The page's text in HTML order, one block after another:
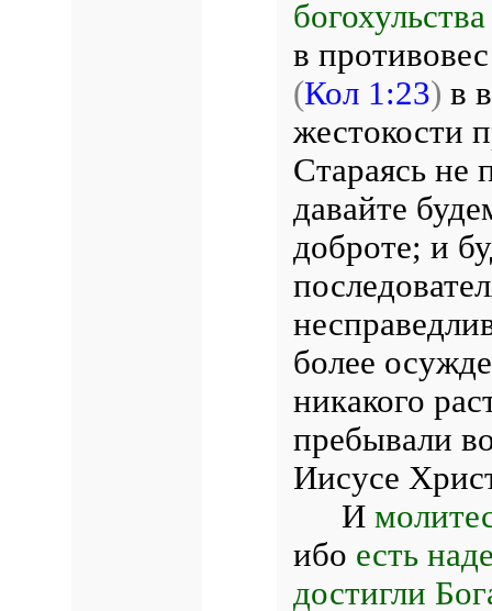
в
(Кол 1:23) в
жестокости
Стараясь не
давайте
доброте; и
более
никакого
пребывали
Иисусе
И
ибо есть
достигли